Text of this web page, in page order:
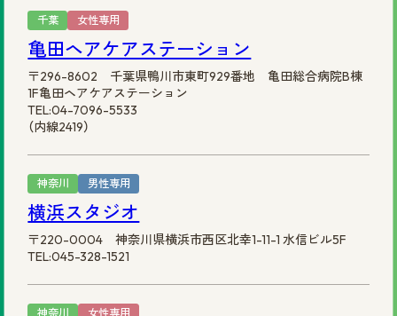
千葉 女性専用
亀田ヘアケアステーション
〒296-8602 千葉県鴨川市東町929番地 亀田総合病院B棟
1F亀田ヘアケアステーション
TEL:04-7096-5533
（内線2419）
神奈川 男性専用
横浜スタジオ
〒220-0004 神奈川県横浜市西区北幸1-11-1 水信ビル5F
TEL:045-328-1521
神奈川 女性専用